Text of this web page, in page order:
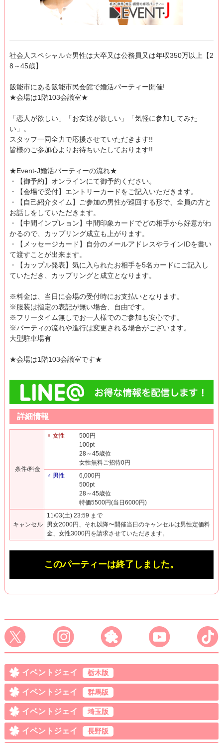
社会人スペシャル☆男性は大卒又は公務員又は年収350万以上【2
8～45歳】
飯能市にある飯能市民会館で婚活パーティー開催!
★会場は1階103会議室★
「恋人が欲しい」「お友達が欲しい」「気軽に参加してみた
い」。
スタッフ一同全力で応援させていただきます!!
皆様のご参加心よりお待ちいたしております!!
★Event-J婚活パーティーの流れ★
・【御予約】オンラインにて御予約ください。
・【会場で受付】エントリーカードをご記入いただきます。
・【自己紹介タイム】ご参加の男性が巡回する形で、全員の方と
お話しをしていただきます。
・【中間インプレョン】中間印象カードでどの相手から好意がわ
かるので、カップリング成立も上がります。
・【メッセージカード】自分のメールアドレスやラインIDを書い
て渡すことが出来ます。
・【カップル発表】気に入られたお相手を5名カードにご記入し
ていただき、カップリングと成立となります。
※料金は、当日に会場の受付時にお支払いとなります。
※服装は指定の表記が無い場合、自由です。
※フリータイム無しでお一人様でのご参加も安心です。
※パーティの流れや進行は変更される場合がございます。
大型駐車場有
★会場は1階103会議室です★
詳細情報
条件/料金
♀ 女性
500円
100pt
28～45歳位
女性無料ご招待0円
♂ 男性
6,000円
500pt
28～45歳位
特価5500円(当日6000円)
キャンセル
11/03(土) 23:59 まで
男女2000円、それ以降〜開催当日のキャンセルは男性定価料
金、女性3000円を請求させていただきます。
このパーティーは終了しました。
イベントジェイ 栃木版
イベントジェイ 群馬版
イベントジェイ 埼玉版
イベントジェイ 長野版